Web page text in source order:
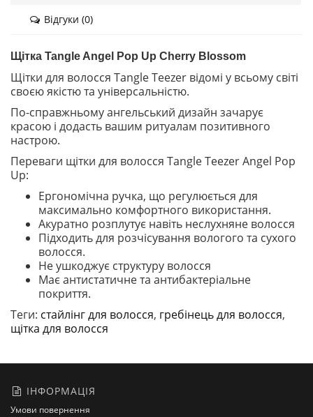
Відгуки (0)
Щітка Tangle Angel Pop Up Cherry Blossom
Щітки для волосся Tangle Teezer відомі у всьому світі
своєю якістю та універсальністю.
По-справжньому ангельський дизайн зачарує
красою і додасть вашим ритуалам позитивного
настрою.
Переваги щітки для волосся Tangle Teezer Angel Pop
Up:
Ергономічна ручка, що регулюється для
максимально комфортного використання.
Акуратно розплутує навіть неслухняне волосся
Підходить для розчісування вологого та сухого
волосся.
Не ушкоджує структуру волосся
Має антистатичне та антибактеріальне
покриття.
Теги: стайлінг для волосся, гребінець для волосся,
щітка для волосся
ІНФОРМАЦІЯ
Умови повернення